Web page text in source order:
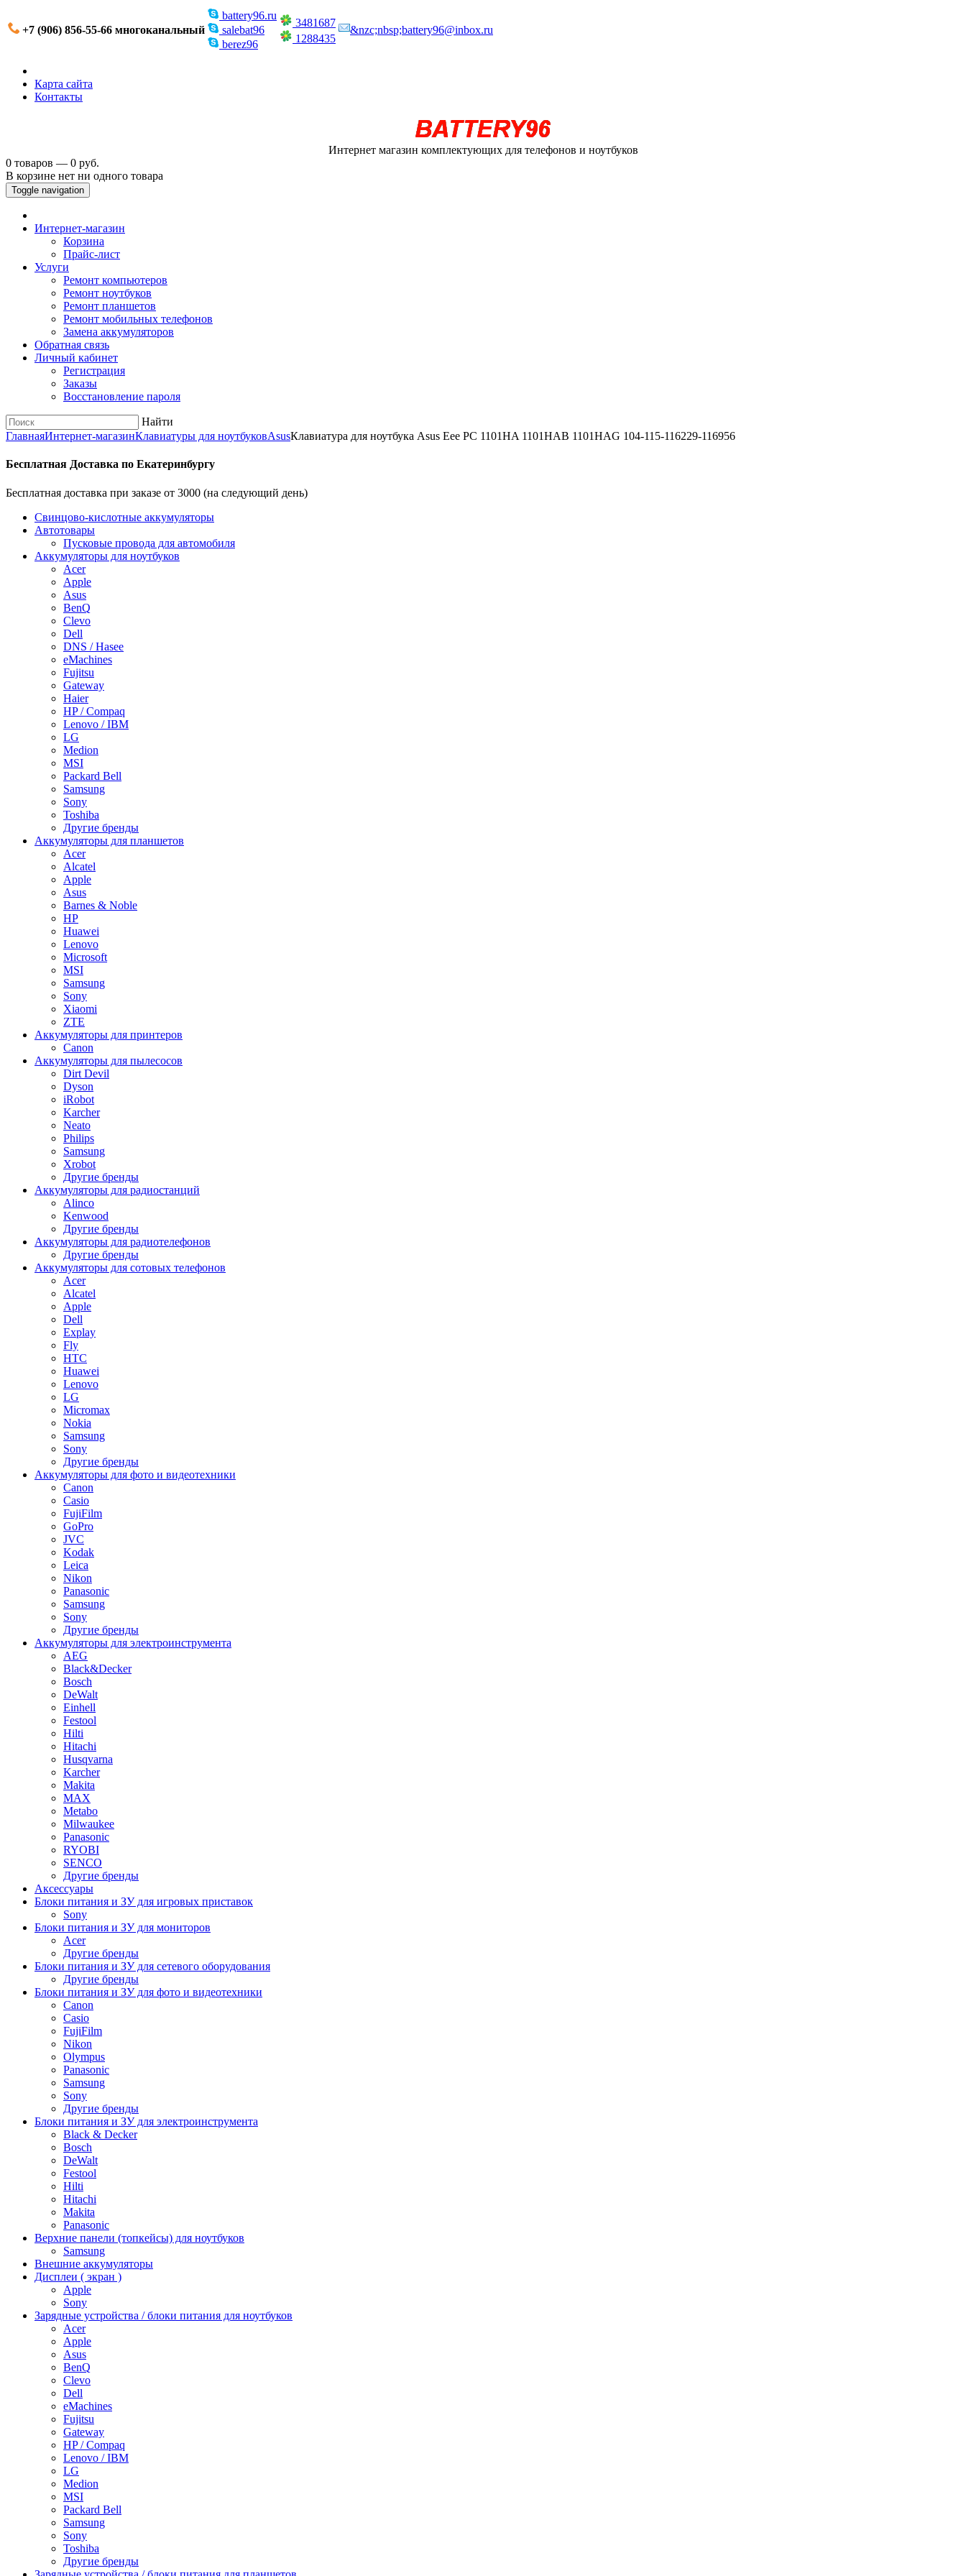
+7 (906) 856-55-66 многоканальный
battery96.ru
salebat96
berez96
3481687
1288435
&nzc;nbsp;battery96@inbox.ru
Карта сайта
Контакты
Интернет магазин комплектующих для телефонов и ноутбуков
0 товаров — 0 руб.
В корзине нет ни одного товара
Toggle navigation
Интернет-магазин
Корзина
Прайс-лист
Услуги
Ремонт компьютеров
Ремонт ноутбуков
Ремонт планшетов
Ремонт мобильных телефонов
Замена аккумуляторов
Обратная связь
Личный кабинет
Регистрация
Заказы
Восстановление пароля
Найти
ГлавнаяИнтернет-магазинКлавиатуры для ноутбуковAsusКлавиатура для ноутбука Asus Eee PC 1101HA 1101HAB 1101HAG 104-115-116229-116956
Бесплатная Доставка по Екатеринбургу
Бесплатная доставка при заказе от 3000 (на следующий день)
Cвинцово-кислотные аккумуляторы
Автотовары
Пусковые провода для автомобиля
Аккумуляторы для ноутбуков
Acer
Apple
Asus
BenQ
Clevo
Dell
DNS / Hasee
eMachines
Fujitsu
Gateway
Haier
HP / Compaq
Lenovo / IBM
LG
Medion
MSI
Packard Bell
Samsung
Sony
Toshiba
Другие бренды
Аккумуляторы для планшетов
Acer
Alcatel
Apple
Asus
Barnes & Noble
HP
Huawei
Lenovo
Microsoft
MSI
Samsung
Sony
Xiaomi
ZTE
Аккумуляторы для принтеров
Canon
Аккумуляторы для пылесосов
Dirt Devil
Dyson
iRobot
Karcher
Neato
Philips
Samsung
Xrobot
Другие бренды
Аккумуляторы для радиостанций
Alinco
Kenwood
Другие бренды
Аккумуляторы для радиотелефонов
Другие бренды
Аккумуляторы для сотовых телефонов
Acer
Alcatel
Apple
Dell
Explay
Fly
HTC
Huawei
Lenovo
LG
Micromax
Nokia
Samsung
Sony
Другие бренды
Аккумуляторы для фото и видеотехники
Canon
Casio
FujiFilm
GoPro
JVC
Kodak
Leica
Nikon
Panasonic
Samsung
Sony
Другие бренды
Аккумуляторы для электроинструмента
AEG
Black&Decker
Bosch
DeWalt
Einhell
Festool
Hilti
Hitachi
Husqvarna
Karcher
Makita
MAX
Metabo
Milwaukee
Panasonic
RYOBI
SENCO
Другие бренды
Аксессуары
Блоки питания и ЗУ для игровых приставок
Sony
Блоки питания и ЗУ для мониторов
Acer
Другие бренды
Блоки питания и ЗУ для сетевого оборудования
Другие бренды
Блоки питания и ЗУ для фото и видеотехники
Canon
Casio
FujiFilm
Nikon
Olympus
Panasonic
Samsung
Sony
Другие бренды
Блоки питания и ЗУ для электроинструмента
Black & Decker
Bosch
DeWalt
Festool
Hilti
Hitachi
Makita
Panasonic
Верхние панели (топкейсы) для ноутбуков
Samsung
Внешние аккумуляторы
Дисплеи ( экран )
Apple
Sony
Зарядные устройства / блоки питания для ноутбуков
Acer
Apple
Asus
BenQ
Clevo
Dell
eMachines
Fujitsu
Gateway
HP / Compaq
Lenovo / IBM
LG
Medion
MSI
Packard Bell
Samsung
Sony
Toshiba
Другие бренды